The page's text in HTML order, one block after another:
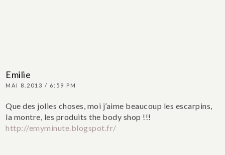
Emilie
MAI 8.2013 / 6:59 PM
Que des jolies choses, moi j’aime beaucoup les escarpins,
la montre, les produits the body shop !!!
http://emyminute.blogspot.fr/